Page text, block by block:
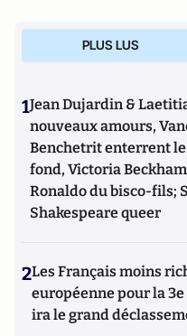
PLUS LUS
1Jean Dujardin &
nouveaux amours,
Benchetrit enterrent
fond, Victoria
Ronaldo du bisco-fils;
Shakespeare queer
2Les Français moins
européenne pour la
ira le grand